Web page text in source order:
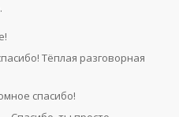
Тёплая разговорная
спасибо!